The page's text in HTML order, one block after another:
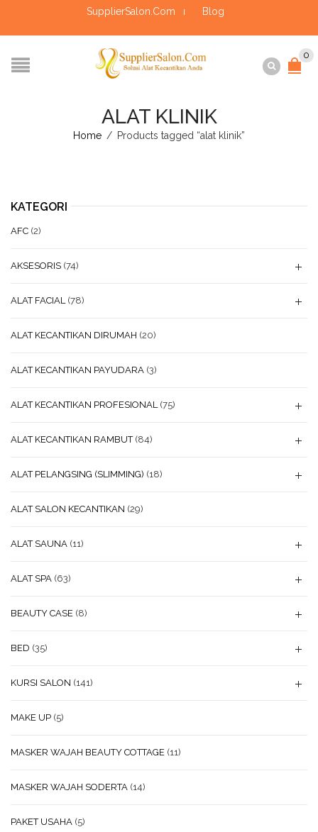
SupplierSalon.Com Blog
0
ALAT KLINIK
Home / Products tagged “alat klinik”
KATEGORI
AFC (2)
AKSESORIS (74)
ALAT FACIAL (78)
ALAT KECANTIKAN DIRUMAH (20)
ALAT KECANTIKAN PAYUDARA (3)
ALAT KECANTIKAN PROFESIONAL (75)
ALAT KECANTIKAN RAMBUT (84)
ALAT PELANGSING (SLIMMING) (18)
ALAT SALON KECANTIKAN (29)
ALAT SAUNA (11)
ALAT SPA (63)
BEAUTY CASE (8)
BED (35)
KURSI SALON (141)
MAKE UP (5)
MASKER WAJAH BEAUTY COTTAGE (11)
MASKER WAJAH SODERTA (14)
PAKET USAHA (5)